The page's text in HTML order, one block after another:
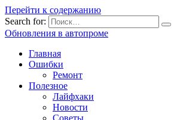
Перейти к содержанию
Search for:
Обновления в автопроме
Главная
Ошибки
Ремонт
Полезное
Лайфхаки
Новости
Советы